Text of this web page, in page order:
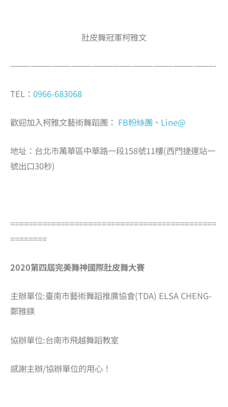
肚皮舞冠軍柯雅文
——————————————————————————————-
TEL： 0966-683068
歡迎加入柯雅文藝術舞蹈團： FB粉絲團 、 Line@
地址：台北市萬華區中華路一段158號11樓(西門捷運站一
號出口30秒)
=============================================
========
2020第四屆完美舞神國際肚皮舞大賽
主辦單位:臺南市藝術舞蹈推廣協會(TDA) ELSA CHENG-
鄭雅鎂
協辦單位:台南市飛越舞蹈教室
感謝主辦/協辦單位的用心！